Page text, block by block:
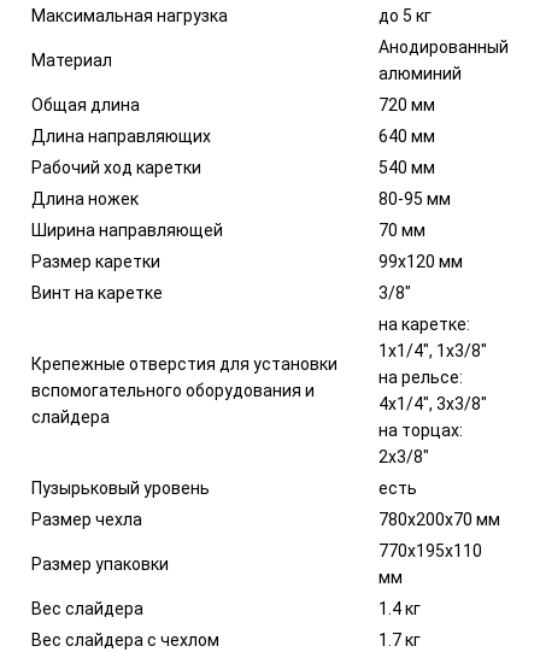
Максимальная нагрузка до 5 кг
Материал
Анодированный
алюминий
Общая длина
720 мм
Длина направляющих
640 мм
Рабочий ход каретки
540 мм
Длина ножек
80-95 мм
Ширина направляющей
70 мм
Размер каретки
99х120 мм
Винт на каретке
3/8"
Крепежные отверстия для установки
вспомогательного оборудования и
слайдера
на каретке:
1х1/4", 1х3/8"
на рельсе:
4х1/4", 3х3/8"
на торцах:
2х3/8"
Пузырьковый уровень
есть
Размер чехла
780х200х70 мм
Размер упаковки
770х195х110
мм
Вес слайдера
1.4 кг
Вес слайдера с чехлом
1.7 кг